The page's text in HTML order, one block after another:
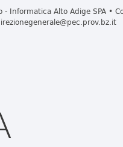
Informatica Alto Adige SPA •